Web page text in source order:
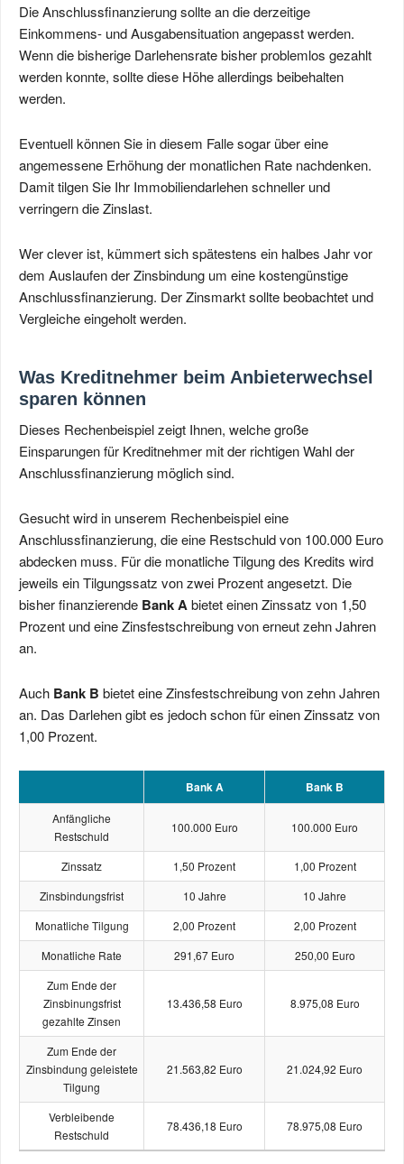
Die Anschlussfinanzierung sollte an die derzeitige
Einkommens- und Ausgabensituation angepasst werden.
Wenn die bisherige Darlehensrate bisher problemlos gezahlt
werden konnte, sollte diese Höhe allerdings beibehalten
werden.
Eventuell können Sie in diesem Falle sogar über eine
angemessene Erhöhung der monatlichen Rate nachdenken.
Damit tilgen Sie Ihr Immobiliendarlehen schneller und
verringern die Zinslast.
Wer clever ist, kümmert sich spätestens ein halbes Jahr vor
dem Auslaufen der Zinsbindung um eine kostengünstige
Anschlussfinanzierung. Der Zinsmarkt sollte beobachtet und
Vergleiche eingeholt werden.
Was Kreditnehmer beim Anbieterwechsel
sparen können
Dieses Rechenbeispiel zeigt Ihnen, welche große
Einsparungen für Kreditnehmer mit der richtigen Wahl der
Anschlussfinanzierung möglich sind.
Gesucht wird in unserem Rechenbeispiel eine
Anschlussfinanzierung, die eine Restschuld von 100.000 Euro
abdecken muss. Für die monatliche Tilgung des Kredits wird
jeweils ein Tilgungssatz von zwei Prozent angesetzt. Die
bisher finanzierende Bank Abietet einen Zinssatz von 1,50
Prozent und eine Zinsfestschreibung von erneut zehn Jahren
an.
Auch Bank B bietet eine Zinsfestschreibung von zehn Jahren
an. Das Darlehen gibt es jedoch schon für einen Zinssatz von
1,00 Prozent.
Bank A Bank B
Anfängliche
Restschuld
100.000 Euro 100.000 Euro
Zinssatz 1,50 Prozent
1,00 Prozent
Zinsbindungsfrist
10 Jahre
10 Jahre
Monatliche Tilgung
2,00 Prozent
2,00 Prozent
Monatliche Rate
291,67 Euro
250,00 Euro
Zum Ende der
Zinsbinungsfrist
gezahlte Zinsen
13.436,58 Euro 8.975,08 Euro
Zum Ende der
Zinsbindung geleistete
Tilgung
21.563,82 Euro 21.024,92 Euro
Verbleibende
Restschuld
78.436,18 Euro 78.975,08 Euro